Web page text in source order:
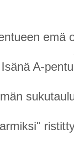
emä
Isänä A-